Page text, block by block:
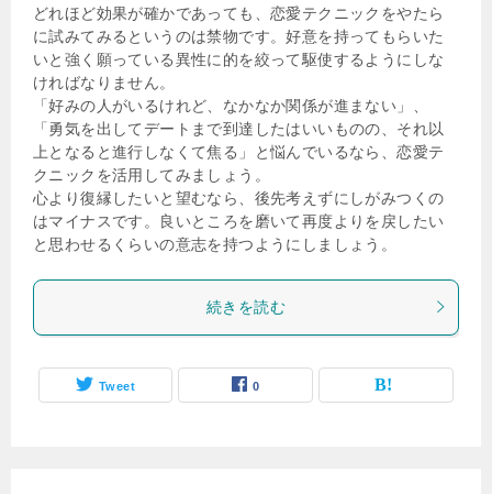
どれほど効果が確かであっても、恋愛テクニックをやたら
に試みてみるというのは禁物です。好意を持ってもらいた
いと強く願っている異性に的を絞って駆使するようにしな
ければなりません。
「好みの人がいるけれど、なかなか関係が進まない」、
「勇気を出してデートまで到達したはいいものの、それ以
上となると進行しなくて焦る」と悩んでいるなら、恋愛テ
クニックを活用してみましょう。
心より復縁したいと望むなら、後先考えずにしがみつくの
はマイナスです。良いところを磨いて再度よりを戻したい
と思わせるくらいの意志を持つようにしましょう。
続きを読む
Tweet 0